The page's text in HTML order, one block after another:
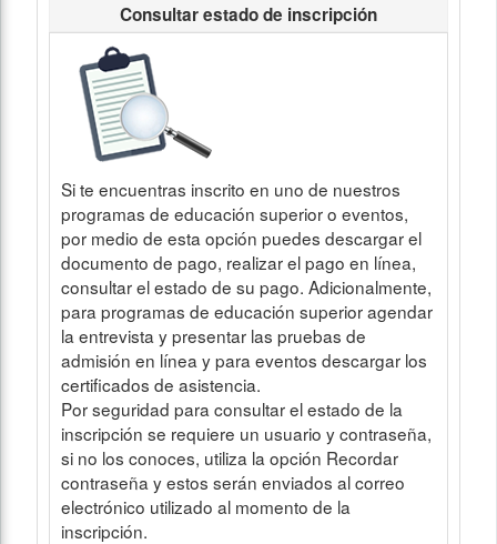
Consultar estado de inscripción
Si te encuentras inscrito en uno de nuestros
programas de educación superior o eventos,
por medio de esta opción puedes descargar el
documento de pago, realizar el pago en línea,
consultar el estado de su pago. Adicionalmente,
para programas de educación superior agendar
la entrevista y presentar las pruebas de
admisión en línea y para eventos descargar los
certificados de asistencia.
Por seguridad para consultar el estado de la
inscripción se requiere un usuario y contraseña,
si no los conoces, utiliza la opción Recordar
contraseña y estos serán enviados al correo
electrónico utilizado al momento de la
inscripción.